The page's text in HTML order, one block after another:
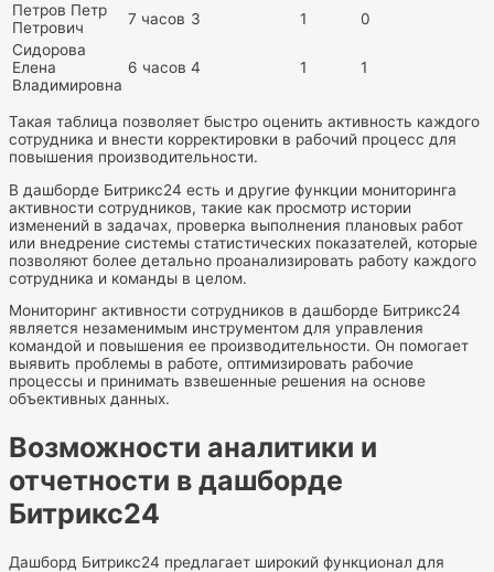
Петров Петр
Петрович
7 часов 3 1
0
Сидорова
Елена
Владимировна
6 часов 4 1 1
Такая таблица позволяет быстро оценить активность каждого
сотрудника и внести корректировки в рабочий процесс для
повышения производительности.
В дашборде Битрикс24 есть и другие функции мониторинга
активности сотрудников, такие как просмотр истории
изменений в задачах, проверка выполнения плановых работ
или внедрение системы статистических показателей, которые
позволяют более детально проанализировать работу каждого
сотрудника и команды в целом.
Мониторинг активности сотрудников в дашборде Битрикс24
является незаменимым инструментом для управления
командой и повышения ее производительности. Он помогает
выявить проблемы в работе, оптимизировать рабочие
процессы и принимать взвешенные решения на основе
объективных данных.
Возможности аналитики и
отчетности в дашборде
Битрикс24
Дашборд Битрикс24 предлагает широкий функционал для